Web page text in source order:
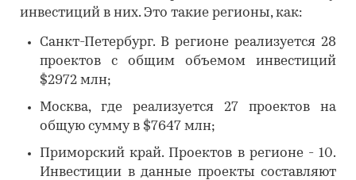
инвестиций в них. Это такие регионы, как:
Санкт-Петербург. В регионе реализуется 28
проектов с общим объемом инвестиций
$2972 млн;
Москва, где реализуется 27 проектов на
общую сумму в $7647 млн;
Приморский край. Проектов в регионе - 10.
Инвестиции в данные проекты составляют